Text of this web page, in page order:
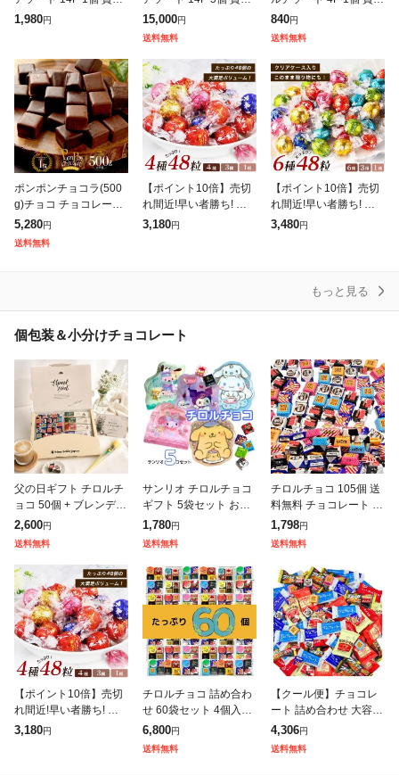
期限2026/9/7 単品販売
り
1,980円
期限2026/9/7 ウイスキ
ーボンボン ボンボンシ
レー
15,000円
送料無料
期限2026/9/1 単品販売
リカーアソート カクテ
ト
840円
送料無料
ポンポンチョコラ(500
g)チョコ チョコレート
ボンボンショコラ 生チ
ョコ チュベ・ド・ショ
5,280円
送料無料
【ポイント10倍】売切
れ間近!早い者勝ち! リ
ンツ リンドール チョコ
3,180円
【ポイント10倍】売切
れ間近!早い者勝ち! リ
ンツ リンドール チョコ
3,480円
もっと見る
個包装＆小分けチョコレート
父の日ギフト チロルチ
ョコ 50個 + ブレンディ
スティック 10本 ギフト
ボックス メッセージカ
分け
2,600円
送料無料
サンリオ チロルチョコ
ギフト 5袋セット お菓
子 詰め合わせ 個包装
プチギフト プレゼント
ント 景
1,780円
送料無料
チロルチョコ 105個 送
料無料 チョコレート 大
容量 個包装 詰め合わせ
母の日 お菓子 プレゼン
菓子
1,798円
送料無料
【ポイント10倍】売切
れ間近!早い者勝ち! リ
ンツ リンドール チョコ
3,180円
チロルチョコ 詰め合わ
せ 60袋セット 4個入り
アソート 個包装 プチギ
フト お菓子 ギフト お
6,800円
送料無料
【クール便】チョコレ
ート 詰め合わせ 大容量
1KG 約110個 10種 アソ
ート アルフォート キッ
4,306円
送料無料